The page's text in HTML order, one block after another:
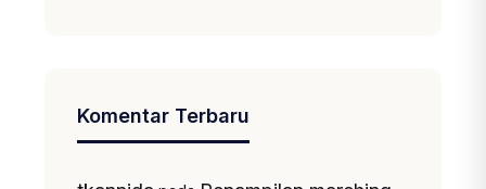
Komentar Terbaru